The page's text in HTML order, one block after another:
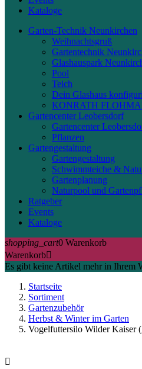
Kataloge
Garten-Technik Neunkirchen
Weihnachtsgruß
Gartentechnik
Glashauspark
Pool
Teich
Dein Glashaus
KONRATH
Gartencenter Leobersdorf
Gartencenter
Pflanzen
Gartengestaltung
Gartengestaltung
Schwimmteiche &
Gartenplanung
Naturpool und
Ratgeber
Events
Kataloge
shopping_cart0 Warenkorb
Warenkorb
Es gibt keine Artikel mehr in Ihrem
Startseite
Sortiment
Gartenzubehör
Herbst & Winter im Garten
Vogelfuttersilo Wilder Kaiser
